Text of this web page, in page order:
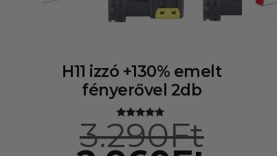
H11 izzó +130% emelt
fényerővel 2db
Értékelés:
5.00
/ 5
3.290Ft